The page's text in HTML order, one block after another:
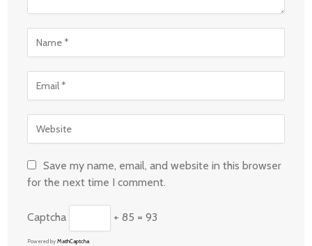
Save my name, email, and website in this browser
for the next time I comment.
Captcha + 85 = 93
Powered by MathCaptcha